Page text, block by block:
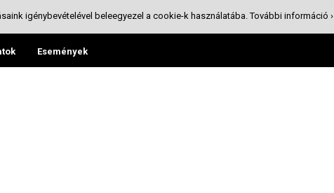
Események
igénybevételével beleegyezel a cookie-k használatába.További információ ›